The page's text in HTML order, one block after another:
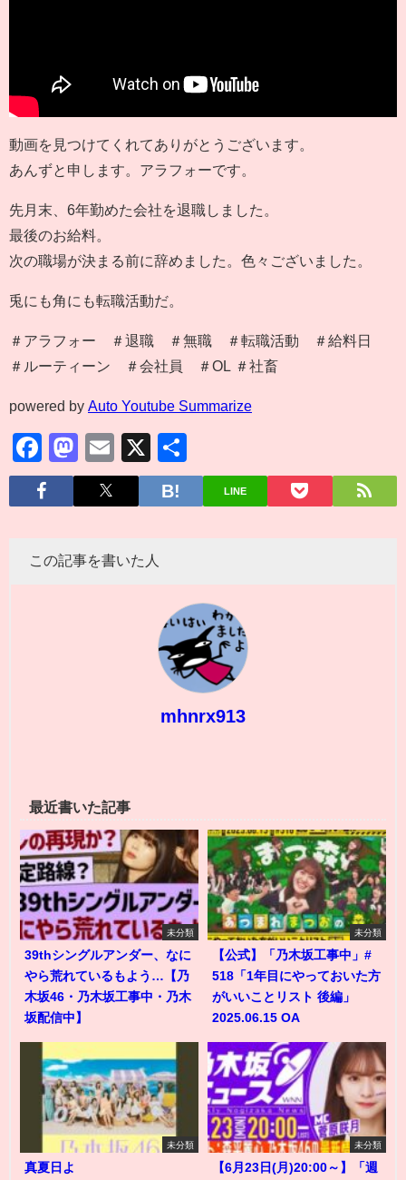
動画を見つけてくれてありがとうございます。
あんずと申します。アラフォーです。
先月末、6年勤めた会社を退職しました。
最後のお給料。
次の職場が決まる前に辞めました。色々ございました。
兎にも角にも転職活動だ。
＃アラフォー ＃退職 ＃無職 ＃転職活動 ＃給料日
＃ルーティーン ＃会社員 ＃OL ＃社畜
powered by Auto Youtube Summarize
Facebook
Mastodon
Email
X
有
LINE
この記事を書いた人
mhnrx913
最近書いた記事
未分類
39thシングルアンダー、なに
やら荒れているもよう…【乃
木坂46・乃木坂工事中・乃木
坂配信中】
未分類
【公式】「乃木坂工事中」#
518「1年目にやっておいた方
がいいことリスト 後編」
2025.06.15 OA
未分類
真夏日よ
未分類
【6月23日(月)20:00～】「週